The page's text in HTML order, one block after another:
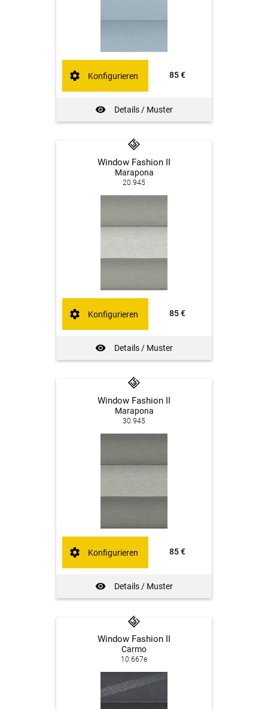
85 €
Details / Muster
Konfigurieren
Window Fashion II
Marapona
20.945
85 €
Details / Muster
Konfigurieren
Window Fashion II
Marapona
30.945
85 €
Details / Muster
Konfigurieren
Window Fashion II
Carmo
10.667e